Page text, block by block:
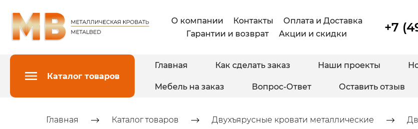
О компании Контакты
Оплата и Доставка
Гарантии и возврат
Акции и скидки +7
Каталог товаров
Главная Как сделать заказ Наши проекты
Мебель на заказ Вопрос-Ответ Оставить отзыв
Главная Каталог товаров Двухъярусные кровати металлические